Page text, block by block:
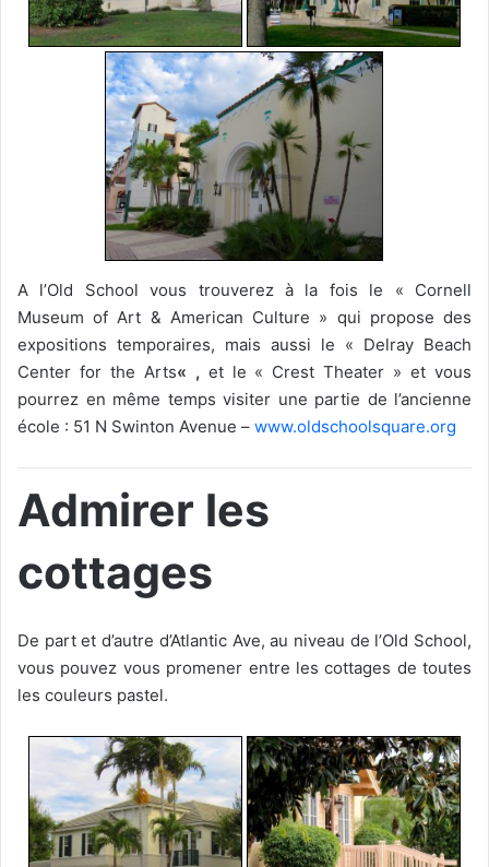
A l’Old School vous trouverez à la fois le « Cornell
Museum of Art & American Culture » qui propose des
expositions temporaires, mais aussi le « Delray Beach
Center for the Arts« , et le « Crest Theater » et vous
pourrez en même temps visiter une partie de l’ancienne
école : 51 N Swinton Avenue – www.oldschoolsquare.org
Admirer les
cottages
De part et d’autre d’Atlantic Ave, au niveau de l’Old School,
vous pouvez vous promener entre les cottages de toutes
les couleurs pastel.